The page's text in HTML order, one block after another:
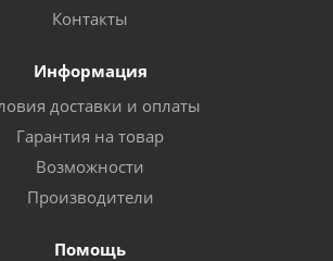
Контакты
Информация
доставки и оплаты
Гарантия на товар
Возможности
Производители
Помощь